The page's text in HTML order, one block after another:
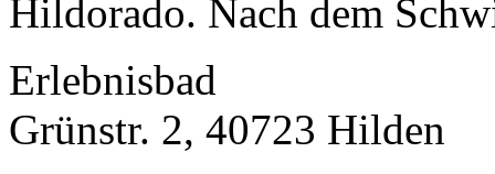
Hildorado. Nach dem
Erlebnisbad
Grünstr. 2, 40723 Hilden